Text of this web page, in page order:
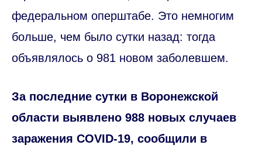
федеральном оперштабе. Это немногим
больше, чем было сутки назад: тогда
объявлялось о 981 новом заболевшем.
За последние сутки в Воронежской
области выявлено 988 новых случаев
заражения COVID-19, сообщили в